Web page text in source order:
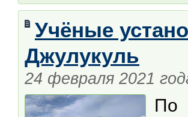
Учёные
Джулукуль
24 февраля 2021
По